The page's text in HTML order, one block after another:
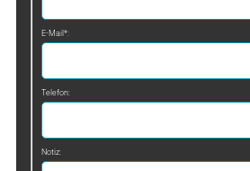
E-Mail*:
Telefon:
Notiz: